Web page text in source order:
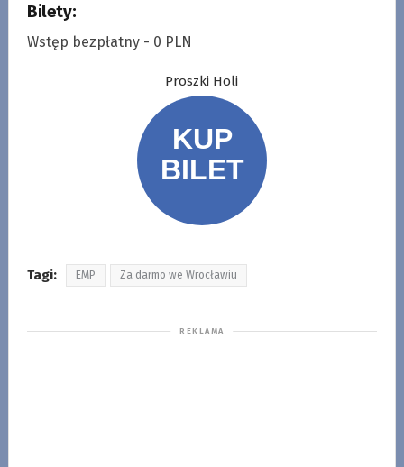
Bilety:
Wstęp bezpłatny - 0 PLN
Proszki Holi
Tagi: EMP Za darmo we Wrocławiu